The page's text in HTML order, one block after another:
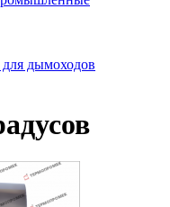
дымоходов